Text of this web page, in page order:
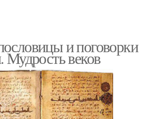
и поговорки
Мудрость веков